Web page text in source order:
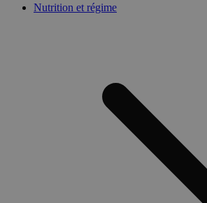
Nutrition et régime